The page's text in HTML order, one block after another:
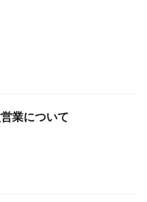
業について